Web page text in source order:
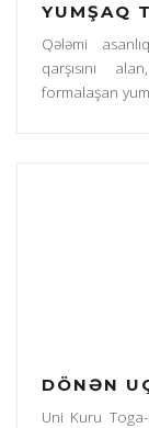
YUMŞAQ
Qələmi
qarşısını
formalaşan
DÖNƏN
Uni Kuru